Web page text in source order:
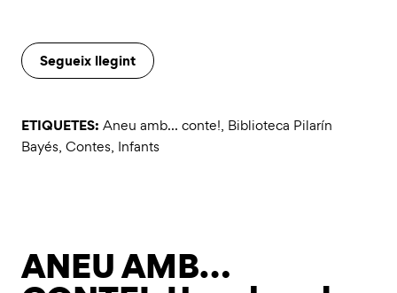
Segueix llegint
ETIQUETES: Aneu amb... conte!, Biblioteca Pilarín
Bayés, Contes, Infants
ANEU AMB…